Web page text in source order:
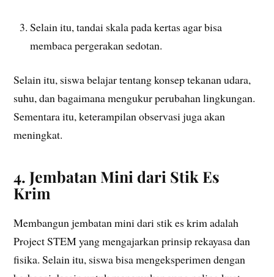
Selain itu, tandai skala pada kertas agar bisa
membaca pergerakan sedotan.
Selain itu, siswa belajar tentang konsep tekanan udara,
suhu, dan bagaimana mengukur perubahan lingkungan.
Sementara itu, keterampilan observasi juga akan
meningkat.
4. Jembatan Mini dari Stik Es
Krim
Membangun jembatan mini dari stik es krim adalah
Project STEM yang mengajarkan prinsip rekayasa dan
fisika. Selain itu, siswa bisa mengeksperimen dengan